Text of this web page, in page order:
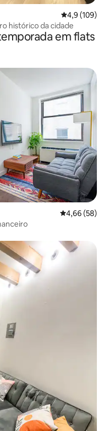
4,9 de uma
4,9 (109)
histórico da cidade
em flats
4,66 de uma
4,66 (58)